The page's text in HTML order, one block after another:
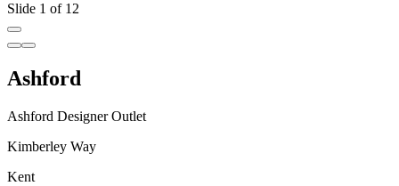
Slide 1 of 12
Ashford
Ashford Designer Outlet
Kimberley Way
Kent